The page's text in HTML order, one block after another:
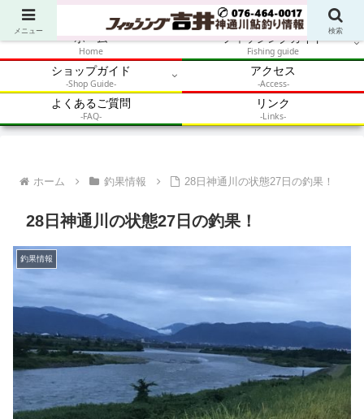
アウトドア・釣り・鮎・自然体験を加速させるメディア
ホーム
Home
フィッシングガイド
Fishing guide
ショップガイド
-Shop Guide-
アクセス
-Access-
よくあるご質問
-FAQ-
リンク
-Links-
ホーム 釣果情報 28日神通川の状態27日の釣果！
28日神通川の状態27日の釣果！
釣果情報
メニュー 検索